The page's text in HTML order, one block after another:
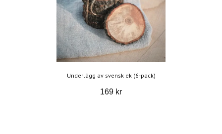
Underlägg av svensk ek (6-pack)
169 kr